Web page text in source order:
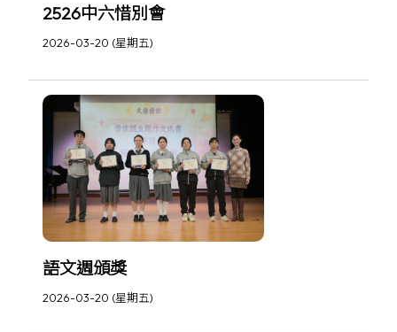
2526中六惜別會
2026-03-20 (星期五)
語文週頒獎
2026-03-20 (星期五)